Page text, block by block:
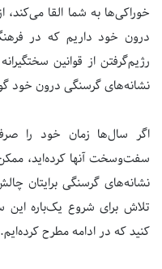
خوراکی‌ها به شما القا
درون خود داریم که در
رژیم‌گرفتن از قوانین
نشانه‌های گرسنگی درون خود
اگر سال‌ها زمان خود را
سفت‌وسخت آنها کرده‌اید،
نشانه‌های گرسنگی برایتان
تلاش برای شروع یک‌باره این
کنید که در ادامه مطرح کرده‌ایم.